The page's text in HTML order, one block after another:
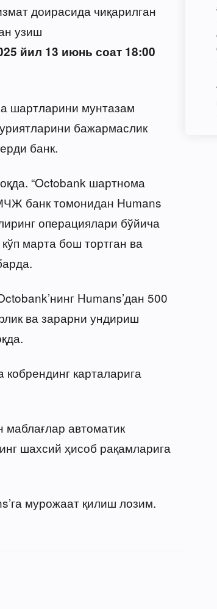
доирасида чиқарилган
узиш
йил 13 июнь соат 18:00
шартларини мунтазам
бажармаслик
банк.
“Octobank шартнома
банк томонидан Humans
операциялари бўйича
марта бош тортган ва
Humans’дан 500
ва зарарни ундириш
карталарига
маблағлар автоматик
шахсий ҳисоб рақамларига
мурожаат қилиш лозим.